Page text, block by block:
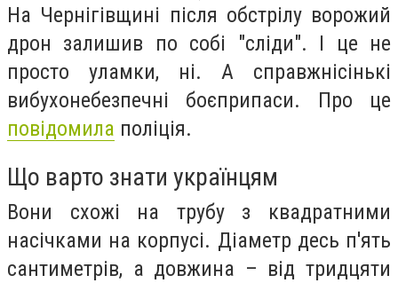
На Чернігівщині після обстрілу ворожий
дрон залишив по собі "сліди". І це не
просто уламки, ні. А справжнісінькі
вибухонебезпечні боєприпаси. Про це
повідомила поліція.
Що варто знати українцям
Вони схожі на трубу з квадратними
насічками на корпусі. Діаметр десь п'ять
сантиметрів, а довжина – від тридцяти